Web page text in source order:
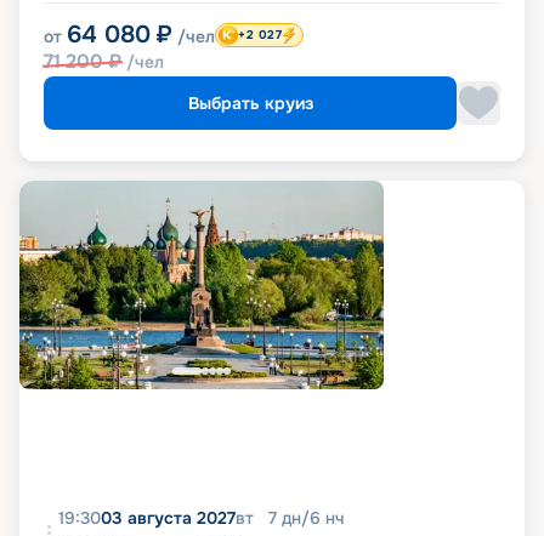
от 64 080 ₽ /чел
71 200₽ /чел
+2 027
Выбрать круиз
19:3003 августа 2027вт 7 дн/6 нч